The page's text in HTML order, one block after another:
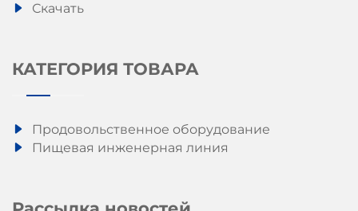
Скачать
КАТЕГОРИЯ ТОВАРА
Продовольственное оборудование
Пищевая инженерная линия